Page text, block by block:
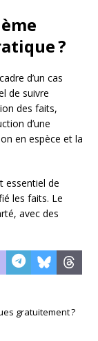
?
d’un cas
de suivre
des faits,
d’une
en espèce et la
essentiel de
les faits. Le
avec des
gratuitement ?